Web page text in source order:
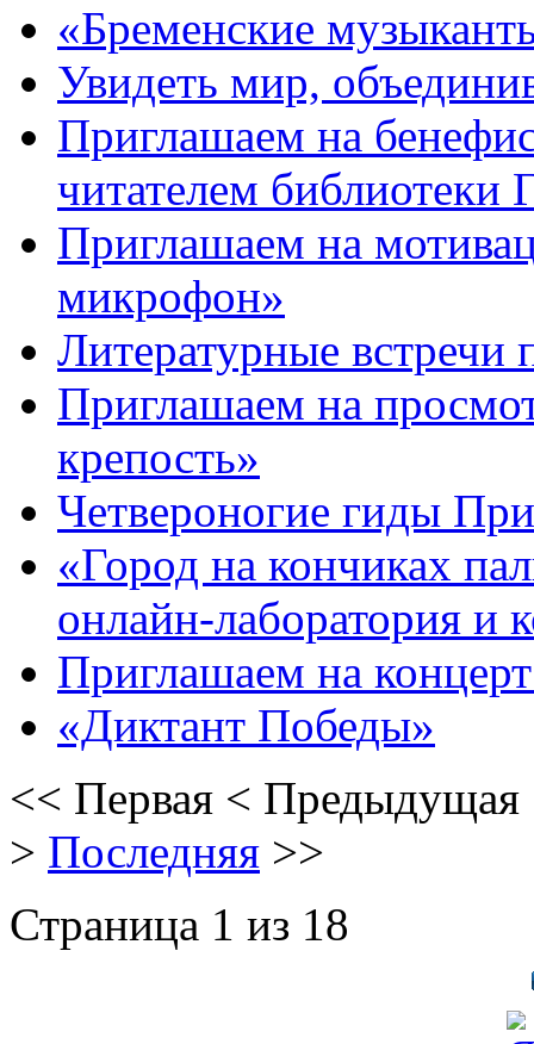
«Бременские
Увидеть мир,
Приглашаем на
читателем
Приглашаем на
микрофон»
Литературные встречи
Приглашаем на
крепость»
Четвероногие гиды
«Город на кончиках
онлайн-лаборатория и
Приглашаем на
«Диктант Победы»
<< Первая < Предыдущая
> Последняя >>
Страница 1 из 18